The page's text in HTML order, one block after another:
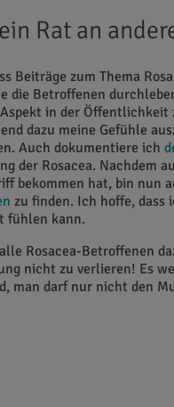
Rat an
Beiträge zum Thema
die Betroffenen
in der Öffentlichkeit
dazu meine Gefühle
Auch dokumentiere ich
der Rosacea. Nachdem
bekommen hat, bin nun
zu finden. Ich hoffe, dass
fühlen kann.
Rosacea-Betroffenen
nicht zu verlieren! Es
man darf nur nicht den